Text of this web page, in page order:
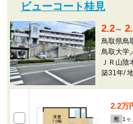
ビューコート桂見
2.2～
鳥取県鳥
鳥取大学
ＪＲ山陰
築31年/
2.2万
敷 1 ヶ